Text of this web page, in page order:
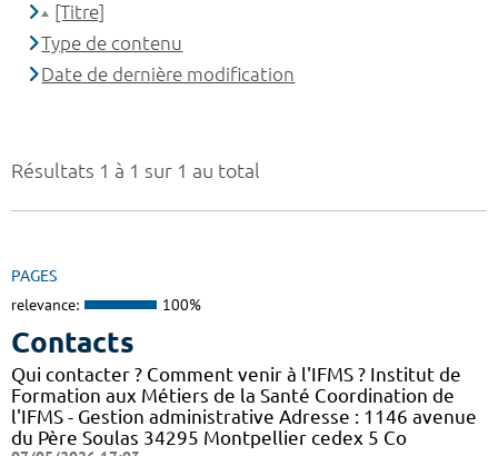
Résultats 1 à 1 sur 1 au total
PAGES
relevance: 100%
Contacts
Qui contacter ? Comment venir à l'IFMS ? Institut de
Formation aux Métiers de la Santé Coordination de
l'IFMS - Gestion administrative Adresse : 1146 avenue
du Père Soulas 34295 Montpellier cedex 5 Co
[Titre]
Type de contenu
Date de dernière modification